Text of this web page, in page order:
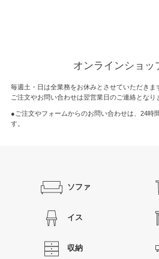
オンラインショッ
毎週土・日は全業務をお休みとさせていただき
ご注文やお問い合わせは翌営業日のご連絡となり
●ご注文やフォームからのお問い合わせは、 24時
す。
ソファ
イス
収納